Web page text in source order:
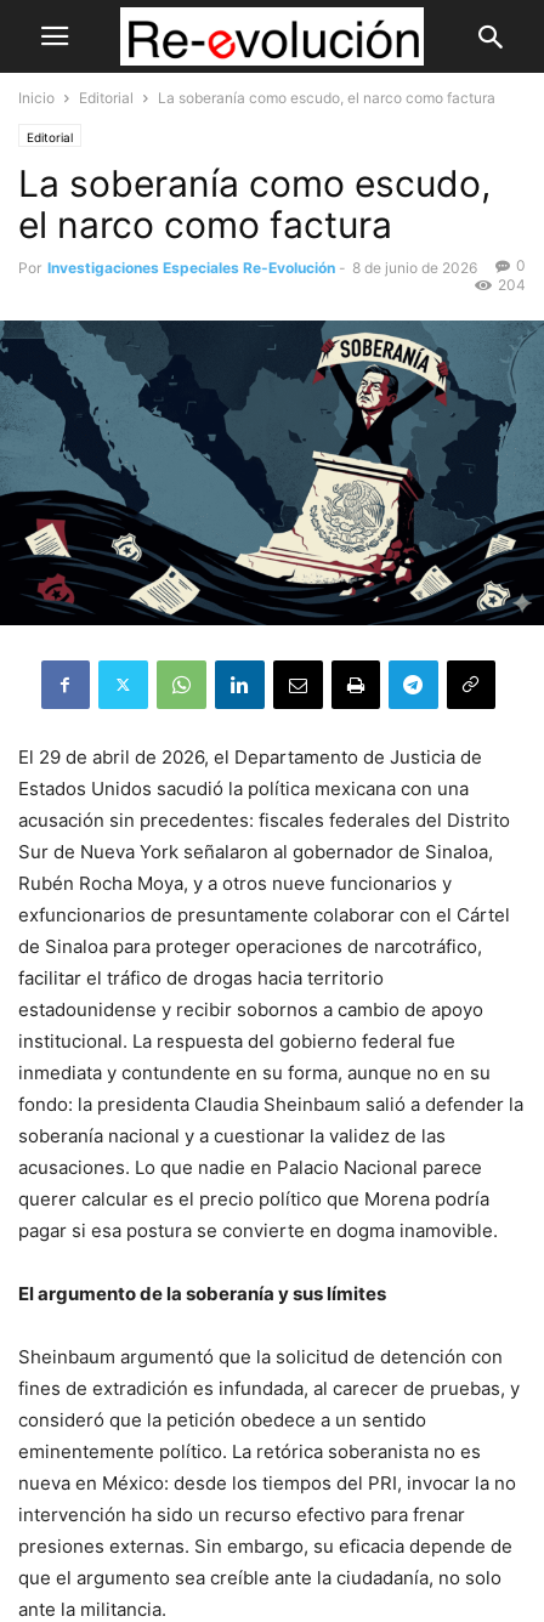
Inicio Editorial La soberanía como escudo, el narco como factura
Editorial
La soberanía como escudo,
el narco como factura
Por Investigaciones Especiales Re-Evolución - 8 de junio de 2026
0
204
El 29 de abril de 2026, el Departamento de Justicia de
Estados Unidos sacudió la política mexicana con una
acusación sin precedentes: fiscales federales del Distrito
Sur de Nueva York señalaron al gobernador de Sinaloa,
Rubén Rocha Moya, y a otros nueve funcionarios y
exfuncionarios de presuntamente colaborar con el Cártel
de Sinaloa para proteger operaciones de narcotráfico,
facilitar el tráfico de drogas hacia territorio
estadounidense y recibir sobornos a cambio de apoyo
institucional. La respuesta del gobierno federal fue
inmediata y contundente en su forma, aunque no en su
fondo: la presidenta Claudia Sheinbaum salió a defender la
soberanía nacional y a cuestionar la validez de las
acusaciones. Lo que nadie en Palacio Nacional parece
querer calcular es el precio político que Morena podría
pagar si esa postura se convierte en dogma inamovible.
El argumento de la soberanía y sus límites
Sheinbaum argumentó que la solicitud de detención con
fines de extradición es infundada, al carecer de pruebas, y
consideró que la petición obedece a un sentido
eminentemente político. La retórica soberanista no es
nueva en México: desde los tiempos del PRI, invocar la no
intervención ha sido un recurso efectivo para frenar
presiones externas. Sin embargo, su eficacia depende de
que el argumento sea creíble ante la ciudadanía, no solo
ante la militancia.